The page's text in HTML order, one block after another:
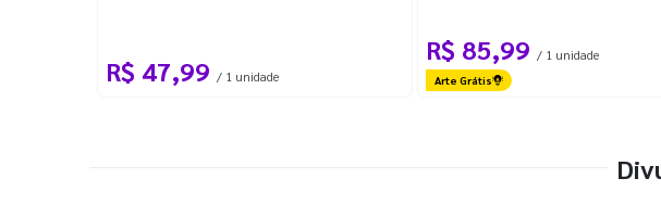
R$ 47,99 / 1 unidade
R$ 85,99 / 1 unidade
Arte Grátis